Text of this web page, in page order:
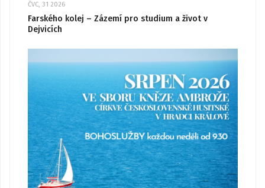
ČVC, 31 2026
Farského kolej – Zázemí pro studium a život v
Dejvicích